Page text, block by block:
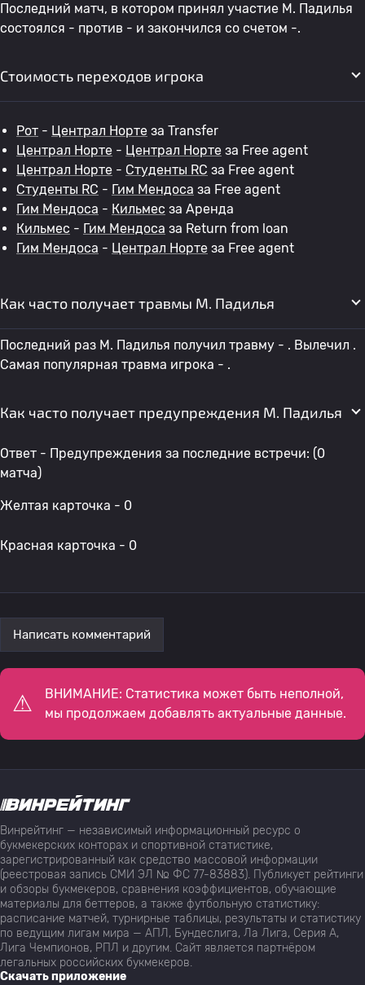
Последний матч, в котором принял участие M. Падилья
состоялся - против - и закончился со счетом -.
Стоимость переходов игрока
Рот - Централ Норте за Transfer
Централ Норте - Централ Норте за Free agent
Централ Норте - Студенты RC за Free agent
Студенты RC - Гим Мендоса за Free agent
Гим Мендоса - Кильмес за Аренда
Кильмес - Гим Мендоса за Return from loan
Гим Мендоса - Централ Норте за Free agent
Как часто получает травмы M. Падилья
Последний раз M. Падилья получил травму - . Вылечил .
Самая популярная травма игрока - .
Как часто получает предупреждения M. Падилья
Ответ - Предупреждения за последние встречи: (0
матча)
Желтая карточка - 0
Красная карточка - 0
Написать комментарий
ВНИМАНИЕ: Статистика может быть неполной,
мы продолжаем добавлять актуальные данные.
Винрейтинг — независимый информационный ресурс о
букмекерских конторах и спортивной статистике,
зарегистрированный как средство массовой информации
(реестровая запись СМИ ЭЛ № ФС 77-83883). Публикует рейтинги
и обзоры букмекеров, сравнения коэффициентов, обучающие
материалы для беттеров, а также футбольную статистику:
расписание матчей, турнирные таблицы, результаты и статистику
по ведущим лигам мира — АПЛ, Бундеслига, Ла Лига, Серия А,
Лига Чемпионов, РПЛ и другим. Сайт является партнёром
легальных российских букмекеров.
Скачать приложение